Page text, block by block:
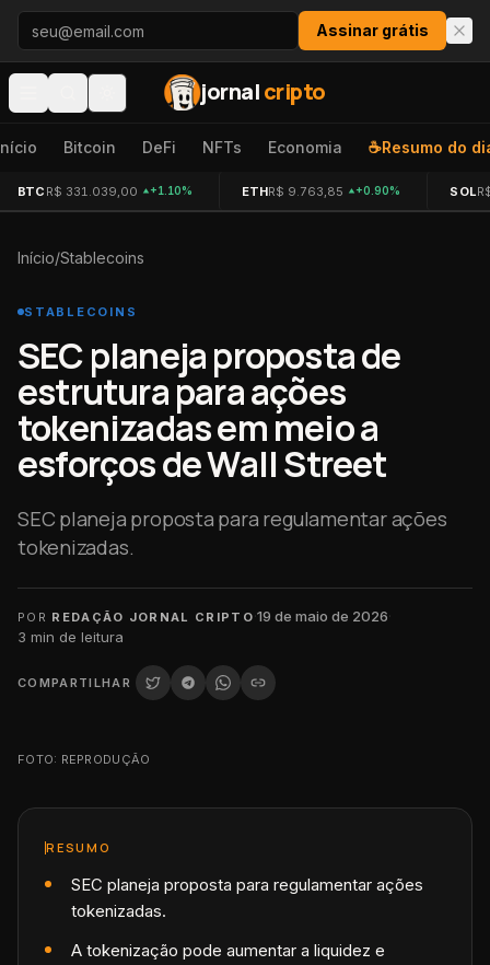
Pular para o conteúdo
Assinar grátis
jornalcripto
Bitcoin DeFi NFTs Economia ☕Resumo do
BTC R$ 331.039,00 +1.10% ETHR$ 9.763,85 +0.90% SOL
Início/Stablecoins
STABLECOINS
SEC planeja proposta de
estrutura para ações
tokenizadas em meio a
esforços de Wall Street
SEC planeja proposta para regulamentar ações
tokenizadas.
POR REDAÇÃO JORNAL CRIPTO·19 de maio de 2026·
3 min de leitura
COMPARTILHAR
FOTO: REPRODUÇÃO
RESUMO
SEC planeja proposta para regulamentar ações
tokenizadas.
A tokenização pode aumentar a liquidez e